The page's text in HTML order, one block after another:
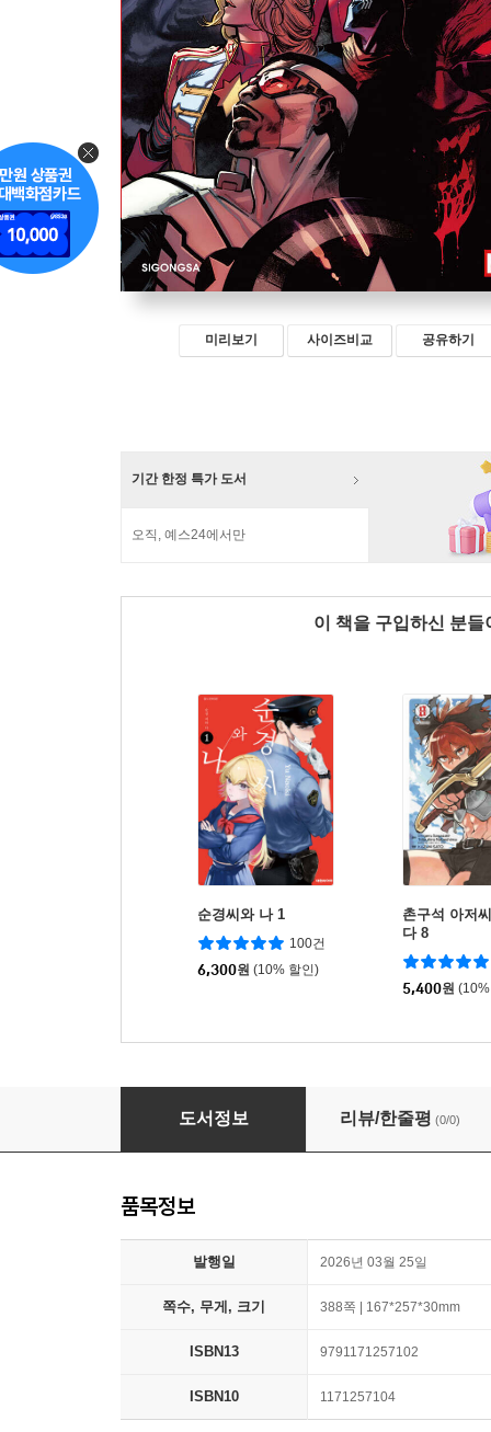
미리보기 사이즈비교 공유하기
기간 한정 특가 도서
오직, 예스24에서만
이 책을 구입하신 분
순경씨와 나 1
100건
6,300원 (10% 할인)
촌구석 아저
다 8
5,400원
블러드 헌트
도서정보 리뷰/한줄평 (0/0)
품목정보
발행일 2026년 03월 25일
쪽수, 무게, 크기 388쪽 | 167*257*30mm
ISBN13 9791171257102
ISBN10 1171257104